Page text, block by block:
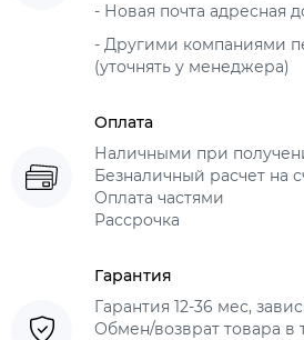
- Новая почта адресная
- Другими компаниями
(уточнять у менеджера)
Оплата
Наличными при
Безналичный расчет на
Оплата частями
Рассрочка
Гарантия
Гарантия 12-36 мес,
Обмен/возврат товара в